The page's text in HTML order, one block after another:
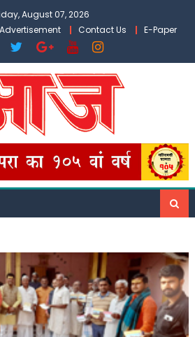
August 07, 2026
Advertisement Contact Us E-Paper